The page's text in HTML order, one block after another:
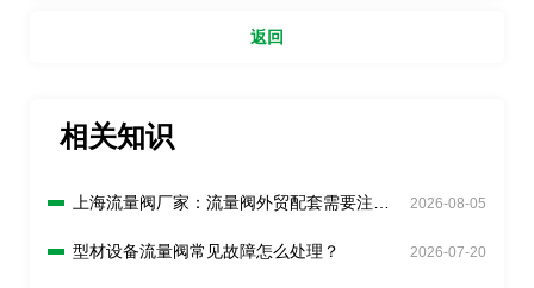
返回
相关知识
上海流量阀厂家：流量阀外贸配套需要注意
2026-08-05
型材设备流量阀常见故障怎么处理？ 2026-07-20